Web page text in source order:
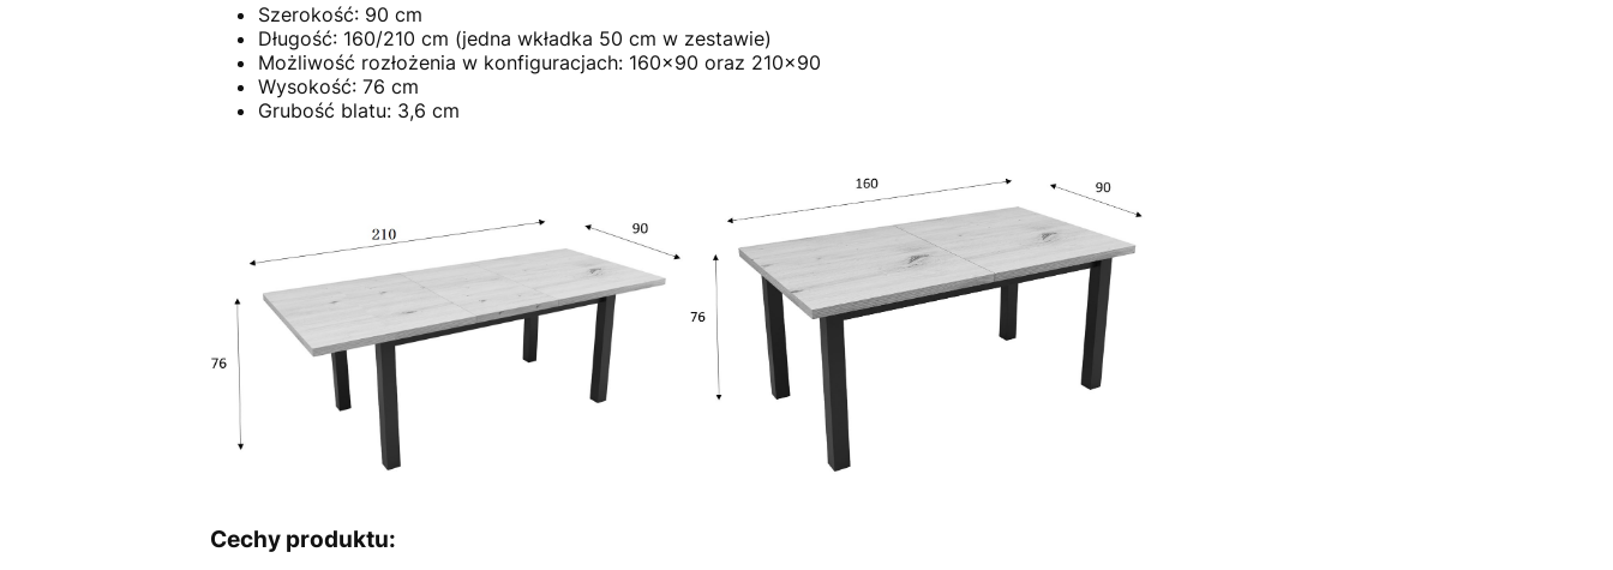
Szerokość: 90 cm
Długość: 160/210 cm (jedna wkładka 50 cm w zestawie)
Możliwość rozłożenia w konfiguracjach: 160x90 oraz 210x90
Wysokość: 76 cm
Grubość blatu: 3,6 cm
Cechy produktu: